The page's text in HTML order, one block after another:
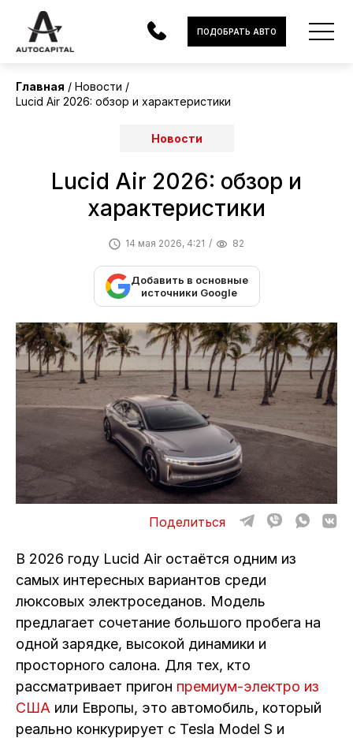
АВТОМОБИЛИ
ЭЛЕКТРОМОБИЛИ
В НАЛИЧИИ
МОТОЦИКЛЫ
ОТЗЫВЫ
ВАКАНСИИ
О КОМПАНИИ
КОНТАКТЫ
ПОДОБРАТЬ АВТО
Главная
Новости
Lucid Air 2026: обзор и характеристики
Новости
Lucid Air 2026: обзор и
характеристики
14 мая 2026, 4:21 82
Добавить в основные
источники Google
Поделиться
В 2026 году Lucid Air остаётся одним из
самых интересных вариантов среди
люксовых электроседанов. Модель
предлагает сочетание большого пробега на
одной зарядке, высокой динамики и
просторного салона. Для тех, кто
рассматривает пригон премиум-электро из
США или Европы, это автомобиль, который
реально конкурирует с Tesla Model S и